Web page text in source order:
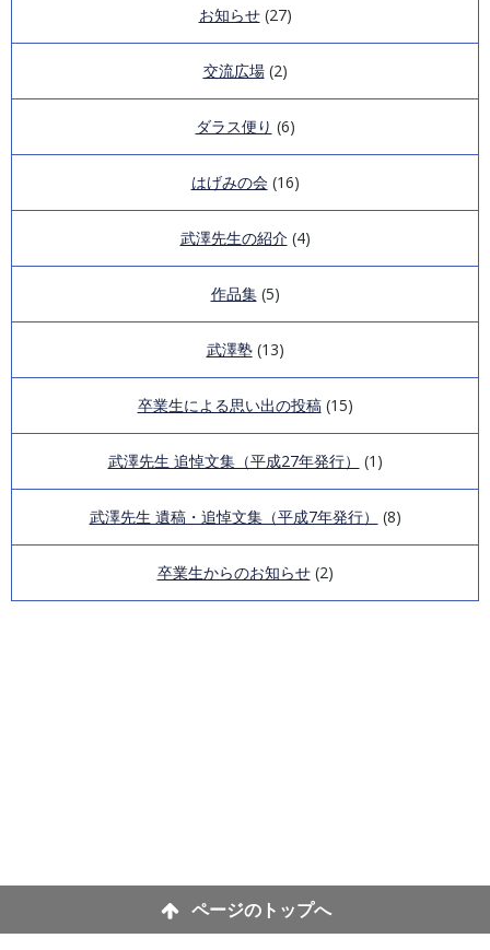
会報「はげみ」第2号
会報「はげみ」第1号
講演録第2回
講演録第1回
お知らせ(27)
交流広場(2)
ダラス便り (6)
はげみの会(16)
武澤先生の紹介(4)
作品集(5)
武澤塾(13)
卒業生による思い出の投稿(15)
武澤先生 追悼文集（平成27年発行） (1)
武澤先生 遺稿・追悼文集（平成7年発行） (8)
卒業生からのお知らせ(2)
ページのトップへ